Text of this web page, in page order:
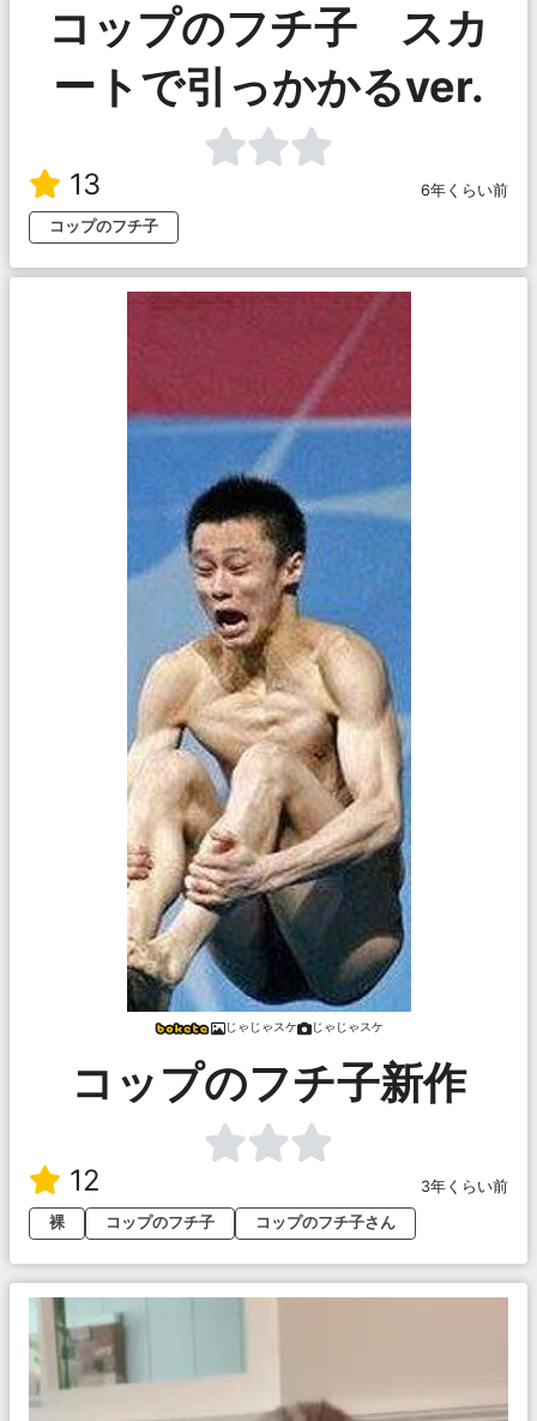
コップのフチ子 スカ
ートで引っかかるver.
13
6年くらい前
コップのフチ子
じゃじゃスケ じゃじゃスケ
コップのフチ子新作
12
3年くらい前
裸
コップのフチ子 コップのフチ子さん